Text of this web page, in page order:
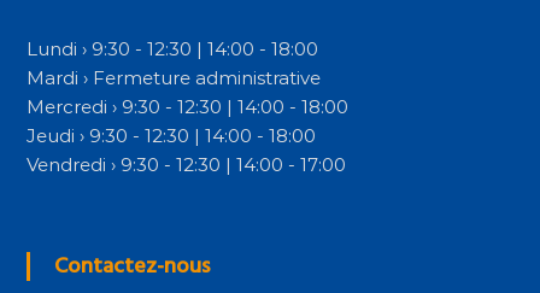
Lundi › 9:30 - 12:30 | 14:00 - 18:00
Mardi › Fermeture administrative
Mercredi › 9:30 - 12:30 | 14:00 - 18:00
Jeudi › 9:30 - 12:30 | 14:00 - 18:00
Vendredi › 9:30 - 12:30 | 14:00 - 17:00
Contactez-nous